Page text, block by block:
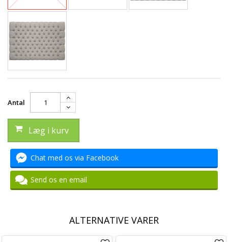
Antal
Læg i kurv
Chat med os via Facebook
Send os en email
ALTERNATIVE VARER